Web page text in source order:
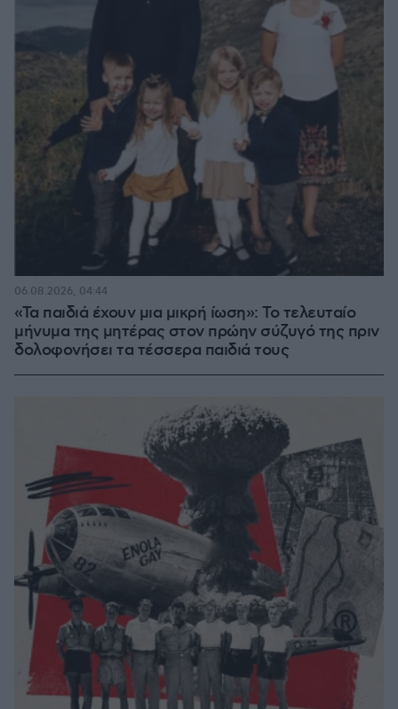
«Τα παιδιά έχουν μια μικρή ίωση»: Το τελευταίο
μήνυμα της μητέρας στον πρώην σύζυγό της πριν
δολοφονήσει τα τέσσερα παιδιά τους
06.08.2026, 04:44